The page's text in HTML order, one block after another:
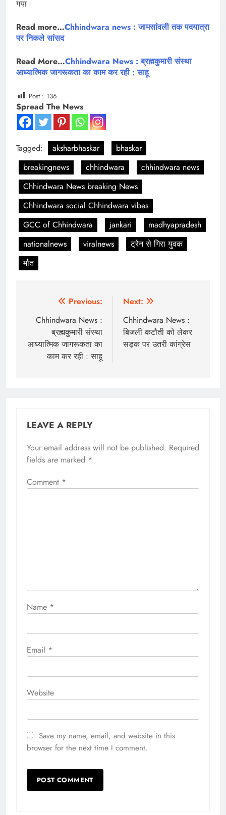
गया।
Read more…Chhindwara news : जामसांवली तक पदयात्रा
पर निकले सांसद
Read More…Chhindwara News : ब्रह्मकुमारी संस्था
आध्यात्मिक जागरूकता का काम कर रही : साहू
Post : 136
Spread The News
Tagged: aksharbhaskar
bhaskar
breakingnews
chhindwara
chhindwara news
Chhindwara News breaking News
Chhindwara social Chhindwara vibes
GCC of Chhindwara
jankari
madhyapradesh
nationalnews
viralnews
ट्रेन से गिरा युवक
मौत
navigation
Previous:
Chhindwara News :
ब्रह्मकुमारी संस्था
आध्यात्मिक जागरूकता का
काम कर रही : साहू
Next:
Chhindwara News :
बिजली कटौती को लेकर
सड़क पर उतरी कांग्रेस
LEAVE A REPLY
Your email address will not be published. Required
fields are marked *
Comment *
Name *
Email *
Website
Save my name, email, and website in this
browser for the next time I comment.